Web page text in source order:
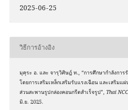
2025-06-25
วิธีการอ้างอิง
มุคุระ อ. และ จารุวิศิษฎ์ ท., “การศึกษากำลังการ
โดยการเสริมเหล็กเสริมรับแรงเฉือน และเสริมแ
ส่วนสะพานรูปกล่องคอนกรีตสำเร็จรูป”, Thai
มิ.ย. 2025.